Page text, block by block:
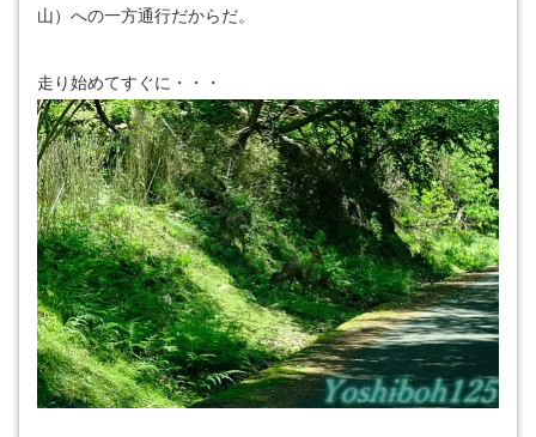
山）への一方通行だからだ。
走り始めてすぐに・・・